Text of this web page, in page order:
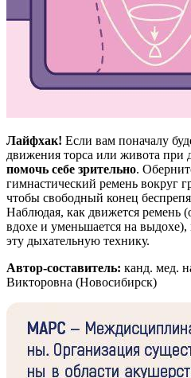
Лайфхак! Если вам поначалу
движения торса или живота при
помочь себе зрительно.
гимнастический ремень вокруг
чтобы свободный конец
Наблюдая, как движется ремень
вдохе и уменьшается на
эту дыхательную технику.
Автор-составитель: канд. мед.
Викторовна (Новосибирск)